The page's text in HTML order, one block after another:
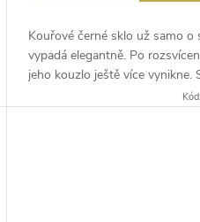
Kouřové černé sklo už samo o
vypadá elegantně. Po
jeho kouzlo ještě více vynikne.
Kód: